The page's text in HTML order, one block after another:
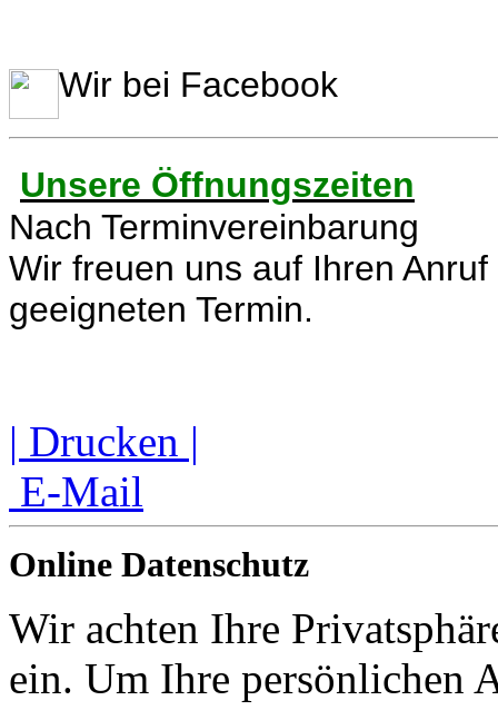
Wir bei Facebook
Unsere Öffnungszeiten
Nach Terminvereinbarung
Wir freuen uns auf Ihren
geeigneten Termin.
| Drucken |
E-Mail
Online Datenschutz
Wir achten Ihre
ein. Um Ihre persönlichen